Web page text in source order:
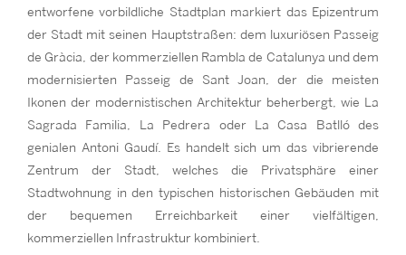
entworfene vorbildliche Stadtplan markiert das Epizentrum
der Stadt mit seinen Hauptstraßen: dem luxuriösen Passeig
de Gràcia, der kommerziellen Rambla de Catalunya und dem
modernisierten Passeig de Sant Joan, der die meisten
Ikonen der modernistischen Architektur beherbergt, wie La
Sagrada Familia, La Pedrera oder La Casa Batlló des
genialen Antoni Gaudí. Es handelt sich um das vibrierende
Zentrum der Stadt, welches die Privatsphäre einer
Stadtwohnung in den typischen historischen Gebäuden mit
der bequemen Erreichbarkeit einer vielfältigen,
kommerziellen Infrastruktur kombiniert.